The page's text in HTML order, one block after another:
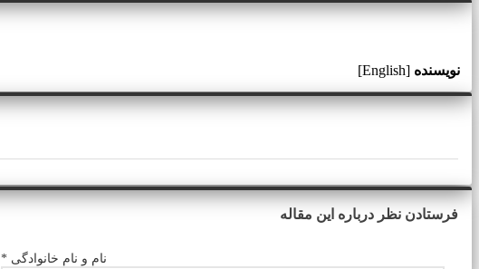
نویسنده [English]
فرستادن نظر درباره این مقاله
نام و نام خانوادگی *